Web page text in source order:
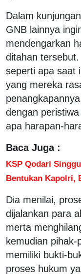
Dalam
GNB lainnya
mendengarkan
ditahan
seperti apa saat
yang mereka
dengan
apa harapan-
Baca Juga :
KSP Qodari
Bentukan Kapolri,
Dia menilai,
dijalankan para
merta
kemudian pihak-
memiliki bukti-
proses hukum